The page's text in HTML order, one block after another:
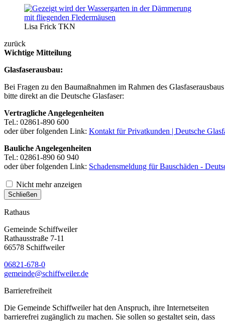
Lisa Frick TKN
zurück
Wichtige Mitteilung
Glasfaserausbau:
Bei Fragen zu den Baumaßnahmen im Rahmen des
bitte direkt an die Deutsche Glasfaser:
Vertragliche Angelegenheiten
Tel.: 02861-890 600
oder über folgenden Link: Kontakt für Privatkunden | Deutsche
Bauliche Angelegenheiten
Tel.: 02861-890 60 940
oder über folgenden Link: Schadensmeldung für Bauschäden -
Nicht mehr anzeigen
Schließen
Rathaus
Gemeinde Schiffweiler
Rathausstraße 7-11
66578 Schiffweiler
06821-678-0
gemeinde@schiffweiler.de
Barrierefreiheit
Die Gemeinde Schiffweiler hat den Anspruch, ihre Internetseiten
barrierefrei zugänglich zu machen. Sie sollen so gestaltet sein, dass